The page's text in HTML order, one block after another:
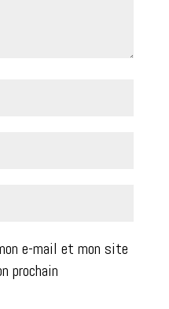
e-mail et mon site
prochain